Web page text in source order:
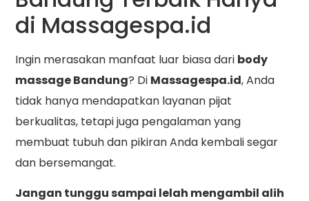
di Massagespa.id
Ingin merasakan manfaat luar biasa dari body
massage Bandung? Di Massagespa.id, Anda
tidak hanya mendapatkan layanan pijat
berkualitas, tetapi juga pengalaman yang
membuat tubuh dan pikiran Anda kembali segar
dan bersemangat.
Jangan tunggu sampai lelah mengambil alih